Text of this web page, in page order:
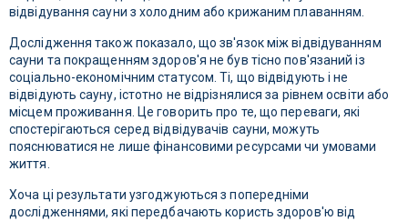
відвідування сауни з холодним або крижаним плаванням.
Дослідження також показало, що зв'язок між відвідуванням
сауни та покращенням здоров'я не був тісно пов'язаний із
соціально-економічним статусом. Ті, що відвідують і не
відвідують сауну, істотно не відрізнялися за рівнем освіти або
місцем проживання. Це говорить про те, що переваги, які
спостерігаються серед відвідувачів сауни, можуть
пояснюватися не лише фінансовими ресурсами чи умовами
життя.
Хоча ці результати узгоджуються з попередніми
дослідженнями, які передбачають користь здоров'ю від